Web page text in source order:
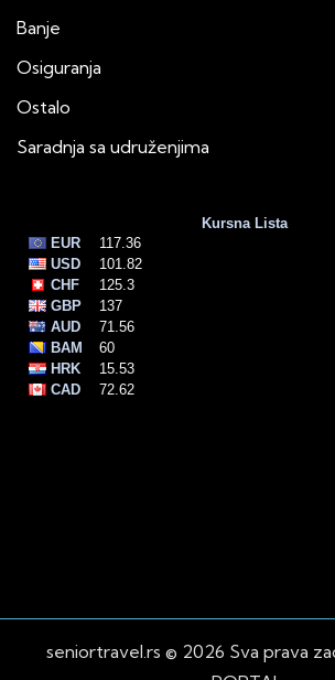
Banje
Osiguranja
Ostalo
Saradnja sa udruženjima
seniortravel.rs © 2026 Sva prava